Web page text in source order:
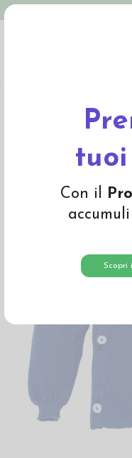
Con il
Scopri
baby in lana Merino - col. blu oceano